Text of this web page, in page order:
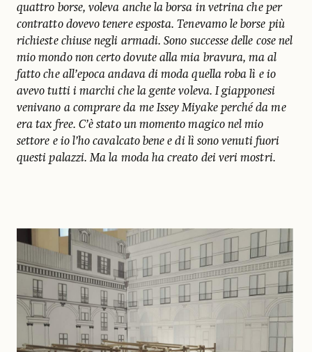
quattro borse, voleva anche la borsa in vetrina che per
contratto dovevo tenere esposta. Tenevamo le borse più
richieste chiuse negli armadi. Sono successe delle cose nel
mio mondo non certo dovute alla mia bravura, ma al
fatto che all’epoca andava di moda quella roba lì e io
avevo tutti i marchi che la gente voleva. I giapponesi
venivano a comprare da me Issey Miyake perché da me
era tax free. C’è stato un momento magico nel mio
settore e io l’ho cavalcato bene e di lì sono venuti fuori
questi palazzi. Ma la moda ha creato dei veri mostri.